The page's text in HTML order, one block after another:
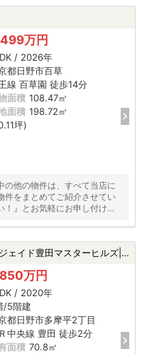
万円
/ 2026年
都日野市百草
線 百草園 徒歩14分
面積 108.47㎡
面積 198.72㎡
坪)
の他の物件は、すべて当店に
件をまとめてご紹介させてい
』とお気軽にお申し付けく
ヒルズ|日野市多摩平2丁目の中古マンション
万円
/ 2020年
/5階建
都日野市多摩平2丁目
Ｒ中央線 豊田 徒歩2分
面積 70.8㎡